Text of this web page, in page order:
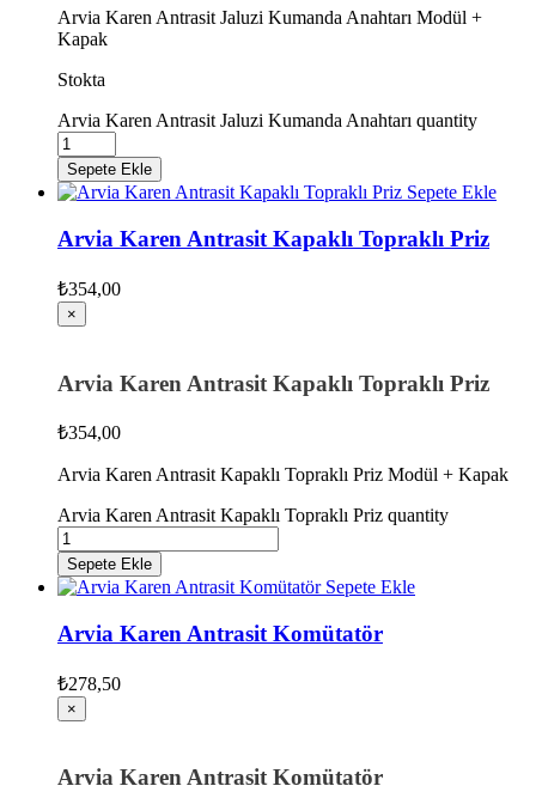
Arvia Karen Antrasit Jaluzi Kumanda Anahtarı Modül +
Kapak
Stokta
Arvia Karen Antrasit Jaluzi Kumanda Anahtarı quantity
Sepete Ekle
Sepete Ekle
Arvia Karen Antrasit Kapaklı Topraklı Priz
₺354,00
×
Arvia Karen Antrasit Kapaklı Topraklı Priz
₺354,00
Arvia Karen Antrasit Kapaklı Topraklı Priz Modül + Kapak
Arvia Karen Antrasit Kapaklı Topraklı Priz quantity
Sepete Ekle
Sepete Ekle
Arvia Karen Antrasit Komütatör
₺278,50
×
Arvia Karen Antrasit Komütatör